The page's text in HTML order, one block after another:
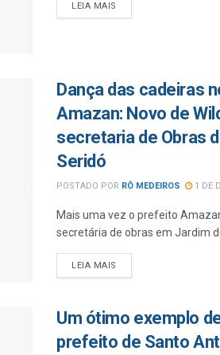
LEIA MAIS
Dança das cadeiras
Amazan: Novo de
secretaria de Obras
Seridó
POSTADO POR RÔ MEDEIROS 1 DE
Mais uma vez o prefeito
secretária de obras em Jardim
LEIA MAIS
Um ótimo exemplo
prefeito de Santo